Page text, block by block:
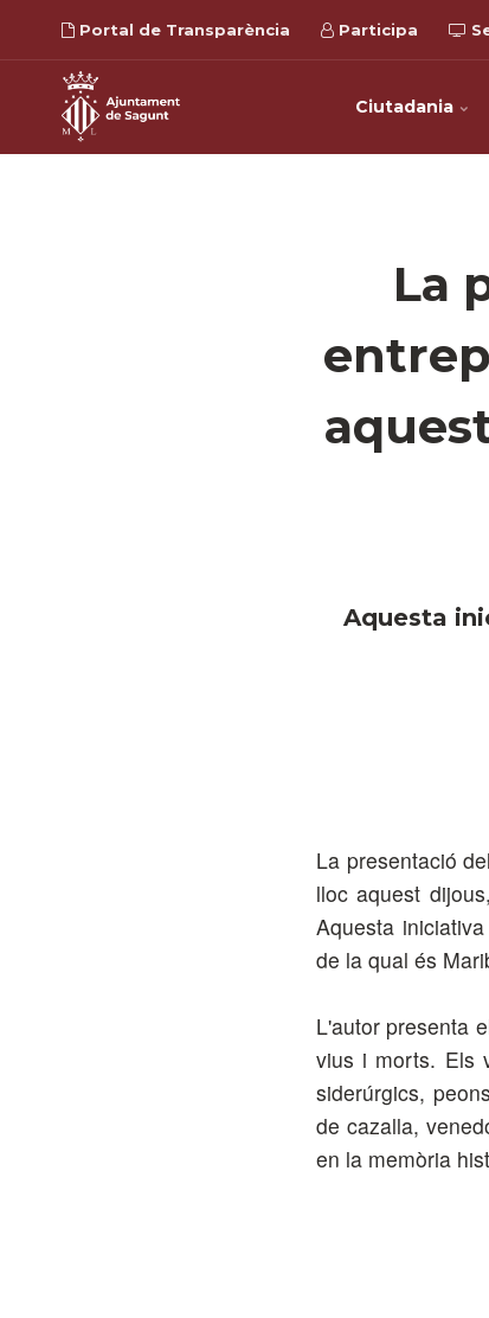
Portal de Transparència Participa
Ciutadania
La
Aquesta
La presentació
lloc aquest
Aquesta
de la qual és
L'autor presenta
vius i morts. Els
siderúrgics,
de cazalla,
en la memòria